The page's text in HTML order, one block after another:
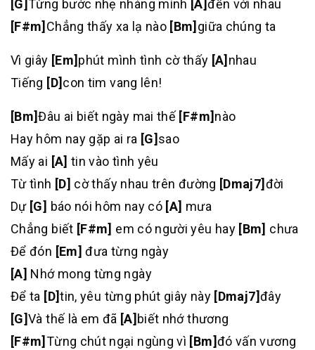
[G] Từng bước nhẹ nhàng mình [A]đến với nhau
[F#m] Chẳng thấy xa lạ nào [Bm] giữa chúng ta
Vì giây [Em] phút mình tình cờ thấy [A] nhau
Tiếng [D] con tim vang lên!
[Bm]Đâu ai biết ngày mai thế [F#m] nào
Hay hôm nay gặp ai ra [G] sao
Mấy ai [A] tin vào tình yêu
Từ tình [D] cờ thấy nhau trên đường [Dmaj7] đời
Dự [G] báo nói hôm nay có [A] mưa
Chẳng biết [F#m] em có người yêu hay [Bm] chưa
Để đón [Em]đưa từng ngày
[A] Nhớ mong từng ngày
Để ta [D]tin, yêu từng phút giây này [Dmaj7]đây
[G]Và thế là em đã [A] biết nhớ thương
[F#m] Từng chút ngại ngùng vì [Bm]đó vấn vương